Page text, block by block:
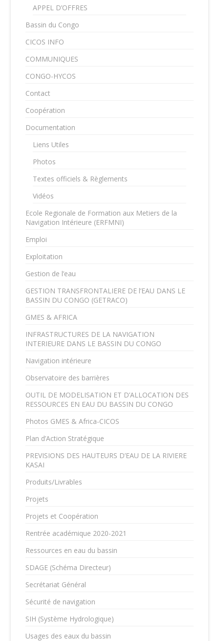
APPEL D’OFFRES
Bassin du Congo
CICOS INFO
COMMUNIQUES
CONGO-HYCOS
Contact
Coopération
Documentation
Liens Utiles
Photos
Textes officiels & Règlements
Vidéos
Ecole Regionale de Formation aux Metiers de la
Navigation Intérieure (ERFMNI)
Emploi
Exploitation
Gestion de l’eau
GESTION TRANSFRONTALIERE DE l’EAU DANS LE
BASSIN DU CONGO (GETRACO)
GMES & AFRICA
INFRASTRUCTURES DE LA NAVIGATION
INTERIEURE DANS LE BASSIN DU CONGO
Navigation intérieure
Observatoire des barrières
OUTIL DE MODELISATION ET D’ALLOCATION DES
RESSOURCES EN EAU DU BASSIN DU CONGO
Photos GMES & Africa-CICOS
Plan d’Action Stratégique
PREVISIONS DES HAUTEURS D’EAU DE LA RIVIERE
KASAI
Produits/Livrables
Projets
Projets et Coopération
Rentrée académique 2020-2021
Ressources en eau du bassin
SDAGE (Schéma Directeur)
Secrétariat Général
Sécurité de navigation
SIH (Système Hydrologique)
Usages des eaux du bassin